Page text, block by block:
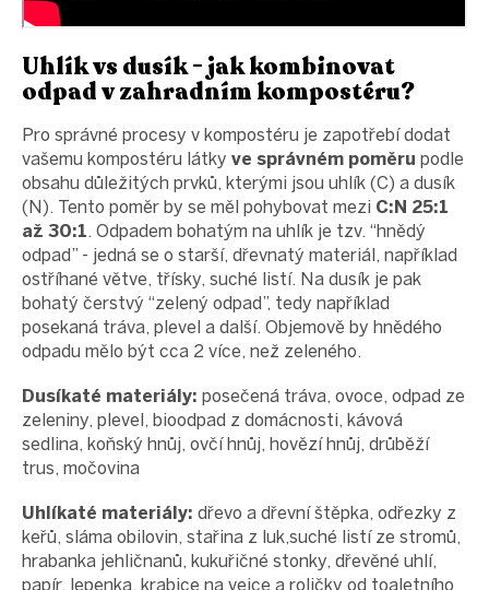
Uhlík vs dusík - jak kombinovat
odpad v zahradním kompostéru?
Pro správné procesy v kompostéru je zapotřebí dodat
vašemu kompostéru látky ve správném poměru podle
obsahu důležitých prvků, kterými jsou uhlík (C) a dusík
(N). Tento poměr by se měl pohybovat mezi C:N 25:1
až 30:1. Odpadem bohatým na uhlík je tzv. “hnědý
odpad” - jedná se o starší, dřevnatý materiál, například
ostříhané větve, třísky, suché listí. Na dusík je pak
bohatý čerstvý “zelený odpad”, tedy například
posekaná tráva, plevel a další. Objemově by hnědého
odpadu mělo být cca 2 více, než zeleného.
Dusíkaté materiály: posečená tráva, ovoce, odpad ze
zeleniny, plevel, bioodpad z domácnosti, kávová
sedlina, koňský hnůj, ovčí hnůj, hovězí hnůj, drůběží
trus, močovina
Uhlíkaté materiály: dřevo a dřevní štěpka, odřezky z
keřů, sláma obilovin, stařina z luk,suché listí ze stromů,
hrabanka jehličnanů, kukuřičné stonky, dřevěné uhlí,
papír, lepenka, krabice na vejce a roličky od toaletního